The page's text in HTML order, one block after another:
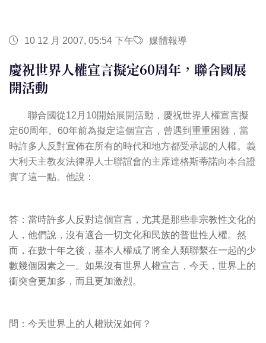
10 12 月 2007, 05:54 下午 媒體報導
慶祝世界人權宣言擬定60周年，聯合國展
開活動
聯合國從12月10開始展開活動，慶祝世界人權宣言擬
定60周年。60年前為擬定這個宣言，曾遇到重重困難，當
時許多人反對宣佈在所有的時代和地方都受承認的人權。義
大利天主教友法律界人士聯誼會的主席達格斯蒂諾向本台證
實了這一點。他說：
答：當時許多人反對這個宣言，尤其是那些非宗教性文化的
人，他們說，沒有適合一切文化和民族的普世性人權。然
而，在數十年之後，基本人權成了將全人類聯繫在一起的少
數幾個因素之一。如果沒有世界人權宣言，今天，世界上的
衝突會更加多，而且更加激烈。
問：今天世界上的人權狀況如何？